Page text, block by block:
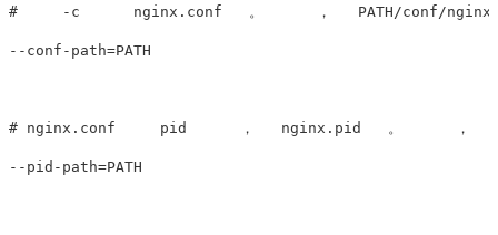
#     -c      nginx.conf   。      ，   PATH/conf/
--conf-path=PATH
# nginx.conf     pid      ，   nginx.pid   。      ，
--pid-path=PATH